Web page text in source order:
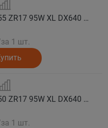
DAVANTI Автошина 205/55 ZR17 95W XL DX640 RPR лето (Таиланд)
1 шт.
DAVANTI Автошина 215/50 ZR17 95W XL DX640 RPR лето
1 шт.